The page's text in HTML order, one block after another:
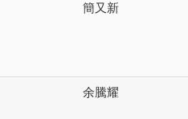
簡又新
余騰耀